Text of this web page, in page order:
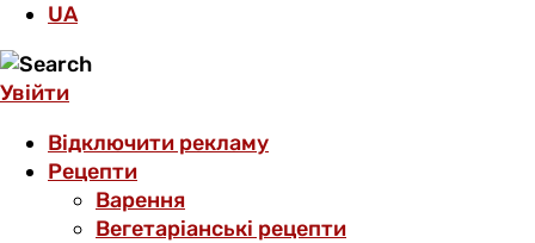
UA
Увійти
Відключити рекламу
Рецепти
Варення
Вегетаріанські рецепти